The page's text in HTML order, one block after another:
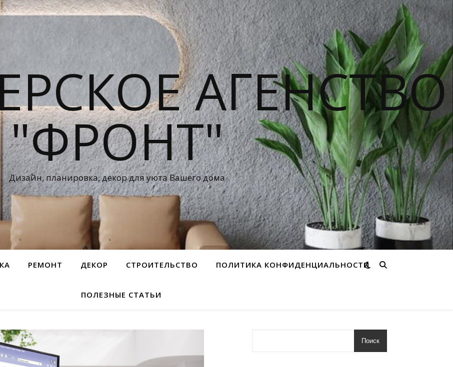
АГЕНСТВО
"ФРОНТ"
Дизайн, планировка, декор для уюта Вашего дома
РЕМОНТ ДЕКОР СТРОИТЕЛЬСТВО ПОЛИТИКА КОНФИДЕНЦИАЛЬНОСТИ
ПОЛЕЗНЫЕ СТАТЬИ
Поиск